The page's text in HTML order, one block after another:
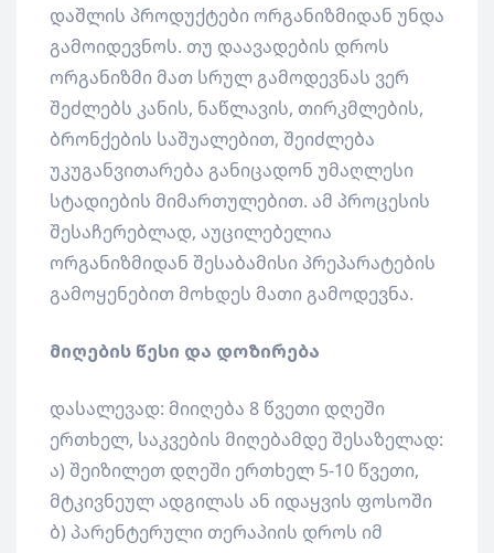
დაშლის პროდუქტები ორგანიზმიდან უნდა
გამოიდევნოს. თუ დაავადების დროს
ორგანიზმი მათ სრულ გამოდევნას ვერ
შეძლებს კანის, ნაწლავის, თირკმლების,
ბრონქების საშუალებით, შეიძლება
უკუგანვითარება განიცადონ უმაღლესი
სტადიების მიმართულებით. ამ პროცესის
შესაჩერებლად, აუცილებელია
ორგანიზმიდან შესაბამისი პრეპარატების
გამოყენებით მოხდეს მათი გამოდევნა.
მიღების წესი და დოზირება
დასალევად: მიიღება 8 წვეთი დღეში
ერთხელ, საკვების მიღებამდე შესაზელად:
ა) შეიზილეთ დღეში ერთხელ 5-10 წვეთი,
მტკივნეულ ადგილას ან იდაყვის ფოსოში
ბ) პარენტერული თერაპიის დროს იმ